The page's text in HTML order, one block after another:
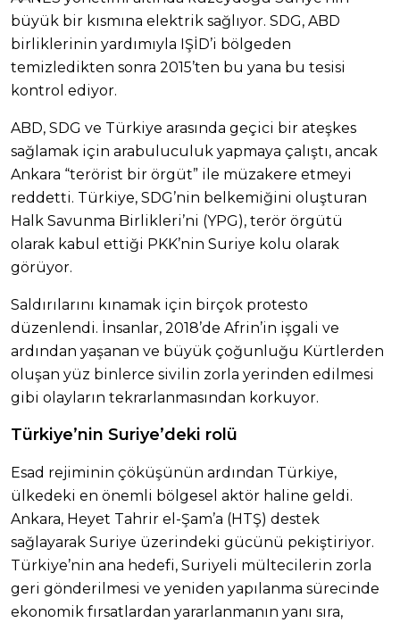
büyük bir kısmına elektrik sağlıyor. SDG, ABD
birliklerinin yardımıyla IŞİD’i bölgeden
temizledikten sonra 2015’ten bu yana bu tesisi
kontrol ediyor.
ABD, SDG ve Türkiye arasında geçici bir ateşkes
sağlamak için arabuluculuk yapmaya çalıştı, ancak
Ankara “terörist bir örgüt” ile müzakere etmeyi
reddetti. Türkiye, SDG’nin belkemiğini oluşturan
Halk Savunma Birlikleri’ni (YPG), terör örgütü
olarak kabul ettiği PKK’nin Suriye kolu olarak
görüyor.
Saldırılarını kınamak için birçok protesto
düzenlendi. İnsanlar, 2018’de Afrin’in işgali ve
ardından yaşanan ve büyük çoğunluğu Kürtlerden
oluşan yüz binlerce sivilin zorla yerinden edilmesi
gibi olayların tekrarlanmasından korkuyor.
Türkiye’nin Suriye’deki rolü
Esad rejiminin çöküşünün ardından Türkiye,
ülkedeki en önemli bölgesel aktör haline geldi.
Ankara, Heyet Tahrir el-Şam’a (HTŞ) destek
sağlayarak Suriye üzerindeki gücünü pekiştiriyor.
Türkiye’nin ana hedefi, Suriyeli mültecilerin zorla
geri gönderilmesi ve yeniden yapılanma sürecinde
ekonomik fırsatlardan yararlanmanın yanı sıra,